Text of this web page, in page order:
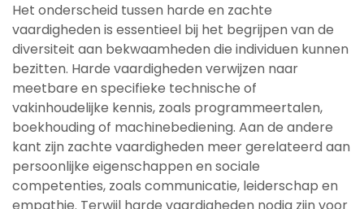
Het onderscheid tussen harde en zachte
vaardigheden is essentieel bij het begrijpen van de
diversiteit aan bekwaamheden die individuen kunnen
bezitten. Harde vaardigheden verwijzen naar
meetbare en specifieke technische of
vakinhoudelijke kennis, zoals programmeertalen,
boekhouding of machinebediening. Aan de andere
kant zijn zachte vaardigheden meer gerelateerd aan
persoonlijke eigenschappen en sociale
competenties, zoals communicatie, leiderschap en